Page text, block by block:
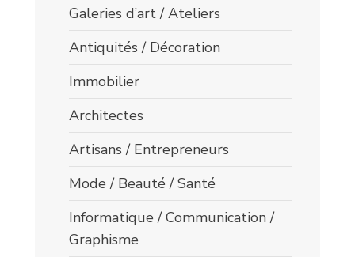
Galeries d’art / Ateliers
Antiquités / Décoration
Immobilier
Architectes
Artisans / Entrepreneurs
Mode / Beauté / Santé
Informatique / Communication /
Graphisme